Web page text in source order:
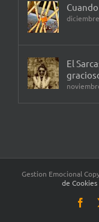
El
Gestion Emocional
de Cookies